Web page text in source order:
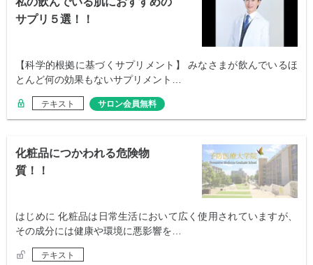
サプリ５選！！
【科学的根拠に基づくサプリメント】 みなさまが飲んでいるほ
とんど何の効果もないサプリメント…
テキスト サロン会員無料
化粧品につかわれる危険物
質！！
はじめに 化粧品は日常生活において広く使用されていますが、
その成分には健康や環境に悪影響を…
テキスト